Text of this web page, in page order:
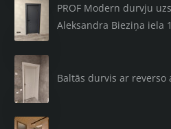
PROF Modern durvju
Aleksandra Bieziņa iela
Baltās durvis ar reverso